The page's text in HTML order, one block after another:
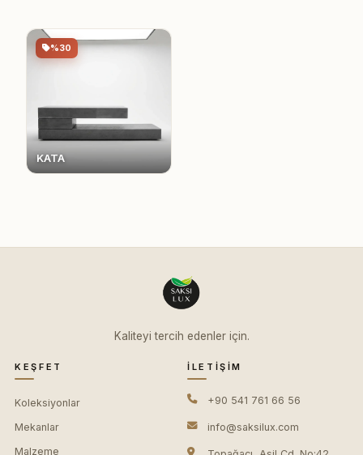
%30
KATA
Kaliteyi tercih edenler için.
KEŞFET
Koleksiyonlar
Mekanlar
Malzeme
İLETIŞIM
+90 541 761 66 56
info@saksilux.com